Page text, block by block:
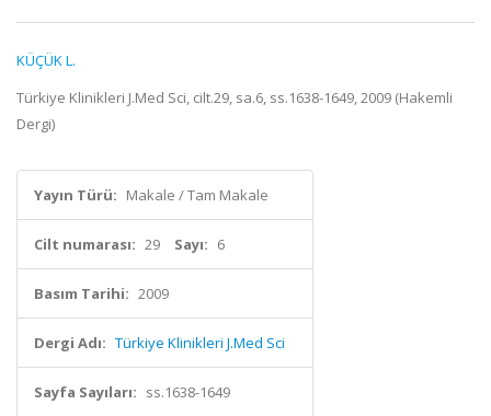
KÜÇÜK L.
Türkiye Klinikleri J.Med Sci, cilt.29, sa.6, ss.1638-1649, 2009 (Hakemli
Dergi)
Yayın Türü: Makale / Tam Makale
Cilt numarası: 29 Sayı: 6
Basım Tarihi: 2009
Dergi Adı: Türkiye Klinikleri J.Med Sci
Sayfa Sayıları: ss.1638-1649